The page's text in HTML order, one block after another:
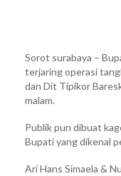
Sorot surabaya –
terjaring operasi
dan Dit Tipikor
malam.
Publik pun dibuat
Bupati yang dikenal
Ari Hans Simaela &